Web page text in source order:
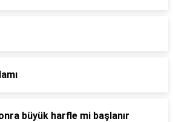
büyük harfle mi başlanır